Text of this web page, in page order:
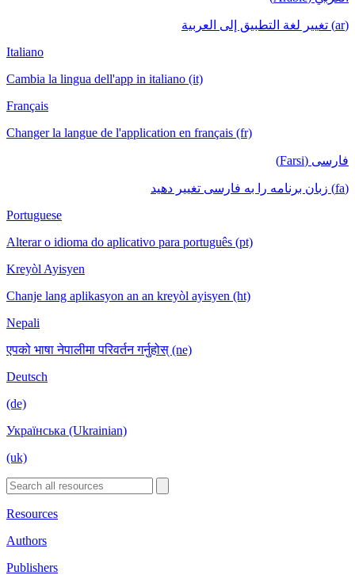
(ar) تغيير لغة التطبيق إلى العربية
Italiano
Cambia la lingua dell'app in italiano (it)
Français
Changer la langue de l'application en français (fr)
فارسی (Farsi)
(fa) زبان برنامه را به فارسی تغییر دهید
Portuguese
Alterar o idioma do aplicativo para português (pt)
Kreyòl Ayisyen
Chanje lang aplikasyon an an kreyòl ayisyen (ht)
Nepali
एपको भाषा नेपालीमा परिवर्तन गर्नुहोस् (ne)
Deutsch
(de)
Українська (Ukrainian)
(uk)
Resources
Authors
Publishers